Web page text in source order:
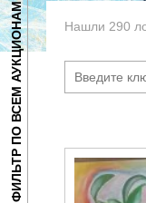
ФИЛЬТР ПО ВСЕМ АУКЦИОНАМ Нашли 290